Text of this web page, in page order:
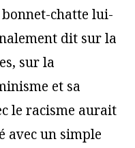
chatte lui-
dit sur la
sur la
et sa
le racisme aurait
avec un simple